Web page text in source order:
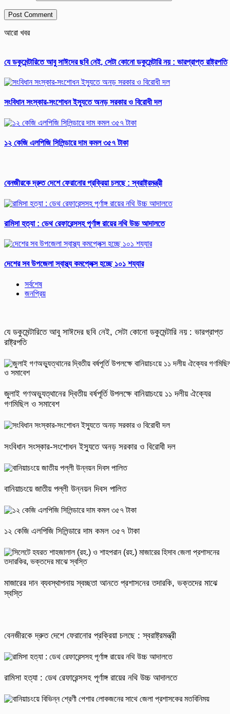
আরো খবর
যে ডকুমেন্টারিতে আবু সাঈদের ছবি নেই, সেটা কোনো ডকুমেন্টারি নয় : ভারপ্রাপ্ত রাষ্ট্রপতি
সংবিধান সংস্কার-সংশোধন ইস্যুতে অনড় সরকার ও বিরোধী দল
১২ কেজি এলপিজি সিলিন্ডারে দাম কমল ৩৫৭ টাকা
বেনজীরকে দ্রুত দেশে ফেরানোর প্রক্রিয়া চলছে : স্বরাষ্ট্রমন্ত্রী
রামিসা হত্যা : ডেথ রেফারেন্সসহ পূর্ণাঙ্গ রায়ের নথি উচ্চ আদালতে
দেশের সব উপজেলা স্বাস্থ্য কমপ্লেক্স হচ্ছে ১০১ শয্যার
সর্বশেষ
জনপ্রিয়
যে ডকুমেন্টারিতে আবু সাঈদের ছবি নেই, সেটা কোনো ডকুমেন্টারি নয় : ভারপ্রাপ্ত
রাষ্ট্রপতি
জুলাই গণঅভ্যুত্থানের দ্বিতীয় বর্ষপূর্তি উপলক্ষে বানিয়াচংয়ে ১১ দলীয় ঐক্যের
গণমিছিল ও সমাবেশ
সংবিধান সংস্কার-সংশোধন ইস্যুতে অনড় সরকার ও বিরোধী দল
বানিয়াচংয়ে জাতীয় পল্লী উন্নয়ন দিবস পালিত
১২ কেজি এলপিজি সিলিন্ডারে দাম কমল ৩৫৭ টাকা
মাজারের দান ব্যবস্থাপনায় স্বচ্ছতা আনতে প্রশাসনের তদারকি, ভক্তদের মাঝে
স্বস্তি
বেনজীরকে দ্রুত দেশে ফেরানোর প্রক্রিয়া চলছে : স্বরাষ্ট্রমন্ত্রী
রামিসা হত্যা : ডেথ রেফারেন্সসহ পূর্ণাঙ্গ রায়ের নথি উচ্চ আদালতে